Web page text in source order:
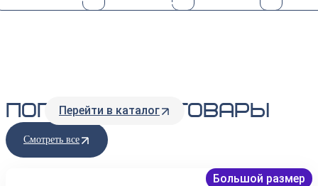
Перейти в каталог
ПОПУЛЯРНЫЕ ТОВАРЫ
Смотреть все
Большой размер